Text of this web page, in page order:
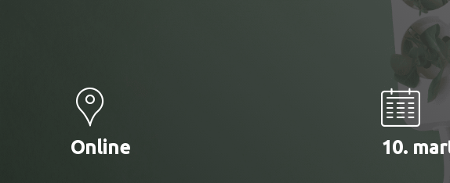
Online 10.